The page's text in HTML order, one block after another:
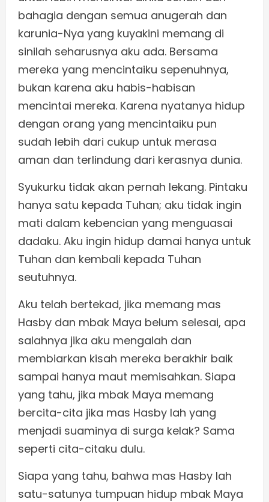
bahagia dengan semua anugerah dan
karunia-Nya yang kuyakini memang di
sinilah seharusnya aku ada. Bersama
mereka yang mencintaiku sepenuhnya,
bukan karena aku habis-habisan
mencintai mereka. Karena nyatanya hidup
dengan orang yang mencintaiku pun
sudah lebih dari cukup untuk merasa
aman dan terlindung dari kerasnya dunia.
Syukurku tidak akan pernah lekang. Pintaku
hanya satu kepada Tuhan; aku tidak ingin
mati dalam kebencian yang menguasai
dadaku. Aku ingin hidup damai hanya untuk
Tuhan dan kembali kepada Tuhan
seutuhnya.
Aku telah bertekad, jika memang mas
Hasby dan mbak Maya belum selesai, apa
salahnya jika aku mengalah dan
membiarkan kisah mereka berakhir baik
sampai hanya maut memisahkan. Siapa
yang tahu, jika mbak Maya memang
bercita-cita jika mas Hasby lah yang
menjadi suaminya di surga kelak? Sama
seperti cita-citaku dulu.
Siapa yang tahu, bahwa mas Hasby lah
satu-satunya tumpuan hidup mbak Maya